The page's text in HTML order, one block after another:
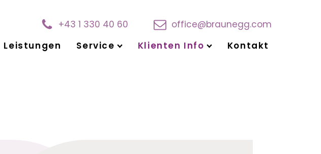
+43 1 330 40 60
office@braunegg.com
Leistungen Service Klienten Info Kontakt